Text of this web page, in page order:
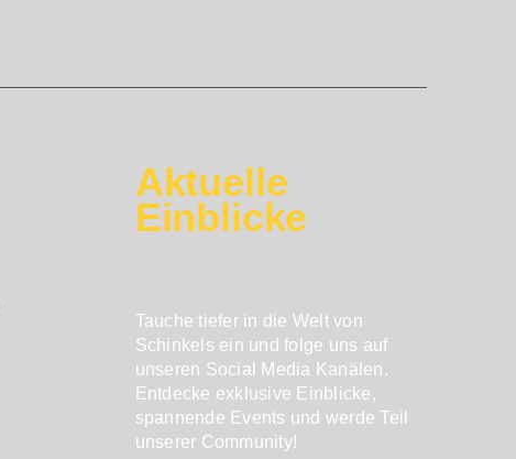
Aktuelle
Einblicke
Tauche tiefer in die Welt von
Schinkels ein und folge uns auf
unseren Social Media Kanälen.
Entdecke exklusive Einblicke,
spannende Events und werde Teil
unserer Community!